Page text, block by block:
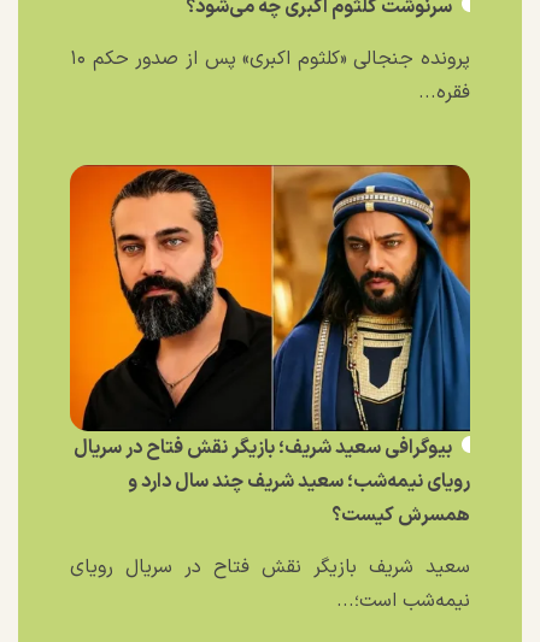
سرنوشت کلثوم اکبری چه می‌شود؟
پرونده جنجالی «کلثوم اکبری» پس از صدور حکم ۱۰
فقره...
بیوگرافی سعید شریف؛ بازیگر نقش فتاح در سریال
رویای نیمه‌شب؛ سعید شریف چند سال دارد و
همسرش کیست؟
سعید شریف بازیگر نقش فتاح در سریال رویای
نیمه‌شب است؛...